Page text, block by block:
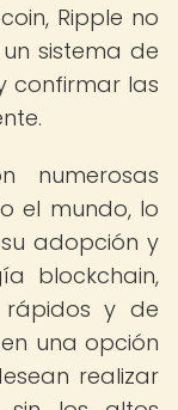
Ripple no
sistema de
confirmar las
numerosas
el mundo, lo
adopción y
blockchain,
rápidos y de
una opción
realizar